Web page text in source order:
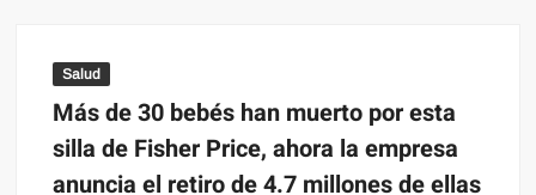
Salud
Más de 30 bebés han muerto por esta
silla de Fisher Price, ahora la empresa
anuncia el retiro de 4.7 millones de ellas